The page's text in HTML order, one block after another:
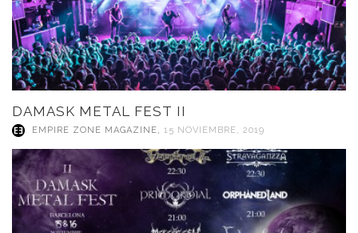
DAMASK METAL FEST II
EMPIRE ZONE MAGAZINE, 15 NOVIEMBRE, 2019